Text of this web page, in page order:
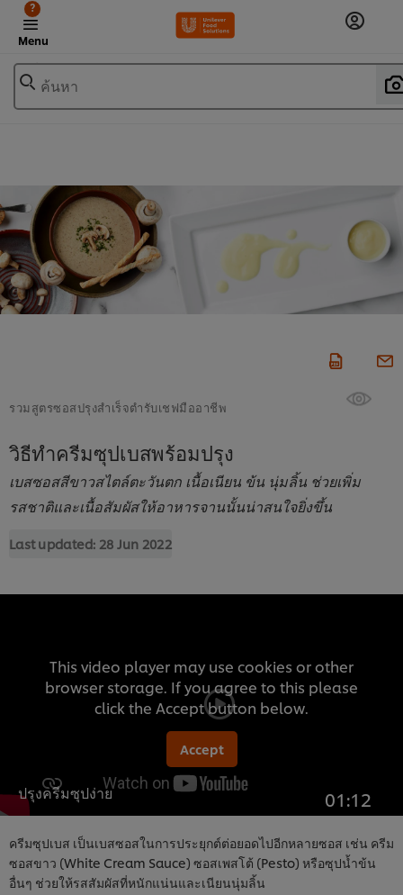
Menu
?
ค้นหา
รวมสูตรซอสปรุงสำเร็จตำรับเชฟมืออาชีพ
วิธีทำครีมซุปเบสพร้อมปรุง
เบสซอสสีขาวสไตล์ตะวันตก เนื้อเนียน ข้น นุ่มลิ้น ช่วยเพิ่ม
รสชาติและเนื้อสัมผัสให้อาหารจานนั้นน่าสนใจยิ่งขึ้น
Last updated: 28 Jun 2022
This video player may use cookies or other
browser storage. If you agree to this please
click the Accept button below.
Accept
ปรุงครีมซุปง่าย 01:12
ครีมซุปเบส เป็นเบสซอสในการประยุกต์ต่อยอดไปอีกหลายซอส เช่น ครีม
ซอสขาว (White Cream Sauce) ซอสเพสโต้ (Pesto) หรือซุปน้ำข้น
อื่นๆ ช่วยให้รสสัมผัสที่หนักแน่นและเนียนนุ่มลิ้น